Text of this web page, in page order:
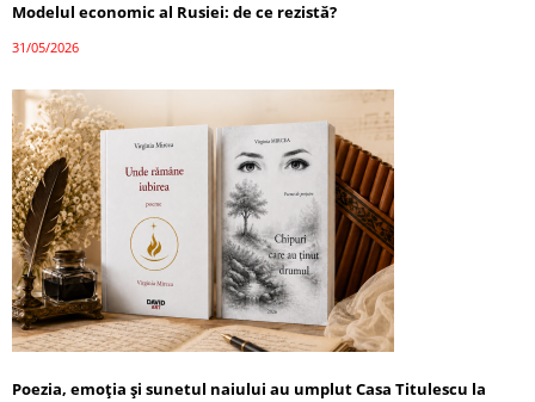
Modelul economic al Rusiei: de ce rezistă?
31/05/2026
Poezia, emoția și sunetul naiului au umplut Casa Titulescu la